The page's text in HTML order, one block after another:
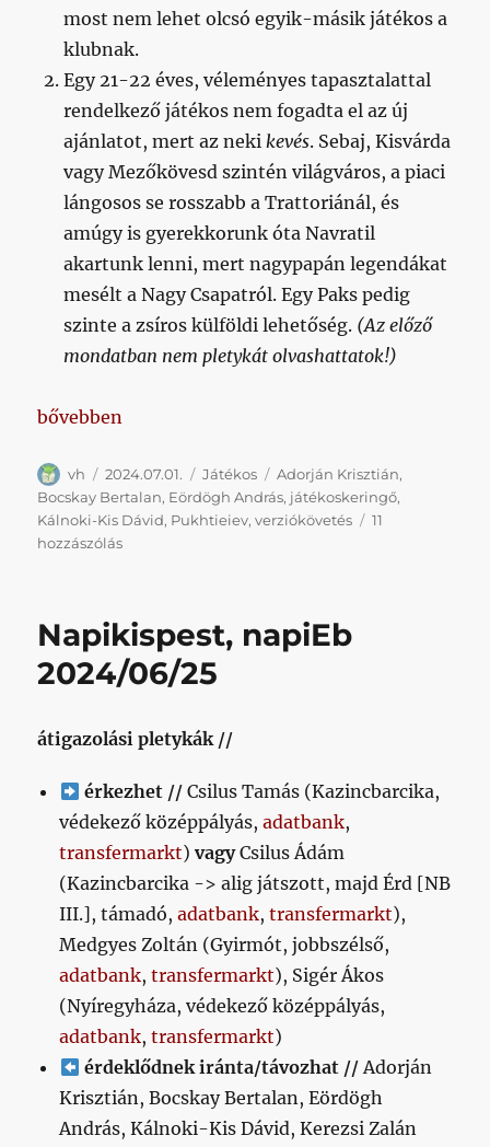
most nem lehet olcsó egyik-másik játékos a
klubnak.
Egy 21-22 éves, véleményes tapasztalattal
rendelkező játékos nem fogadta el az új
ajánlatot, mert az neki kevés. Sebaj, Kisvárda
vagy Mezőkövesd szintén világváros, a piaci
lángosos se rosszabb a Trattoriánál, és
amúgy is gyerekkorunk óta Navratil
akartunk lenni, mert nagypapán legendákat
mesélt a Nagy Csapatról. Egy Paks pedig
szinte a zsíros külföldi lehetőség. (Az előző
mondatban nem pletykát olvashattatok!)
„A keret változásának nyers adatai [2024/07/01]”
bővebben
Szerző
vh Közzétéve
2024.07.01. Kategória
Játékos Címke
Adorján Krisztián,
Bocskay Bertalan, Eördögh András, játékoskeringő,
Kálnoki-Kis Dávid, Pukhtieiev,verziókövetés
11
hozzászólásA
adatai
[2024/07/01]
című
Napikispest, napiEb
2024/06/25
átigazolási pletykák //
érkezhet //Csilus Tamás (Kazincbarcika,
védekező középpályás,adatbank,
transfermarkt)vagyCsilus Ádám
(Kazincbarcika -> alig játszott, majd Érd [NB
III.], támadó,adatbank,transfermarkt),
Medgyes Zoltán (Gyirmót, jobbszélső,
adatbank,transfermarkt), Sigér Ákos
(Nyíregyháza, védekező középpályás,
adatbank,transfermarkt)
érdeklődnek iránta/távozhat //Adorján
Krisztián, Bocskay Bertalan, Eördögh
András, Kálnoki-Kis Dávid, Kerezsi Zalán